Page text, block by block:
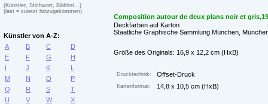
(Künstler, Stichwort, Bildtitel...)
(last = zuletzt hinzugekommen)
Künstler von A-Z:
A
B C
D
E
F G
H
I
J K
L
M
N O
P
Q
R S
T
U
V W
X
Composition autour de deux plans noir et
Deckfarben auf Karton
Staatliche Graphische Sammlung München,
Größe des Originals: 16,9 x 12,2 cm (HxB)
Drucktechnik: Offset-Druck
Kartenformat: 14,8 x 10,5 cm (HxB)